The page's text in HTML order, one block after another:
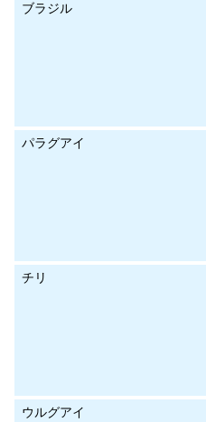
ブラジル
パラグアイ
チリ
ウルグアイ